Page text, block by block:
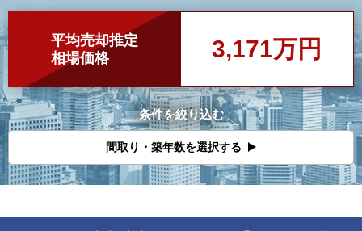
平均売却推定
相場価格
3,171万円
条件を絞り込む
間取り・築年数を選択する